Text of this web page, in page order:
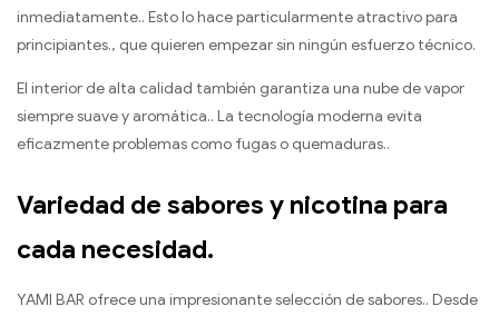
inmediatamente.. Esto lo hace particularmente atractivo para
principiantes., que quieren empezar sin ningún esfuerzo técnico.
El interior de alta calidad también garantiza una nube de vapor
siempre suave y aromática.. La tecnología moderna evita
eficazmente problemas como fugas o quemaduras..
Variedad de sabores y nicotina para
cada necesidad.
YAMI BAR ofrece una impresionante selección de sabores.. Desde